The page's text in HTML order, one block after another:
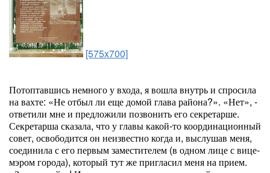
[575x700]
Потоптавшись немного у входа, я вошла внутрь и спросила
на вахте: «Не отбыл ли еще домой глава района?». «Нет», -
ответили мне и предложили позвонить его секретарше.
Секретарша сказала, что у главы какой-то координационный
совет, освободится он неизвестно когда и, выслушав меня,
соединила с его первым заместителем (в одном лице с вице-
мэром города), который тут же пригласил меня на прием.